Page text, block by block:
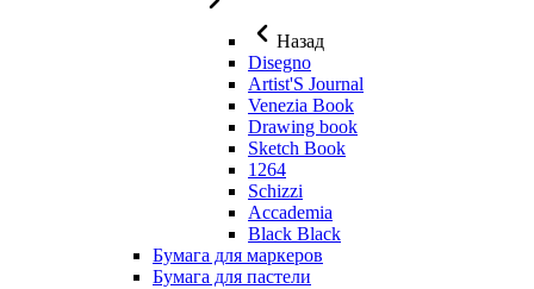
Назад
Disegno
Artist'S Journal
Venezia Book
Drawing book
Sketch Book
1264
Schizzi
Accademia
Black Black
Бумага для маркеров
Бумага для пастели